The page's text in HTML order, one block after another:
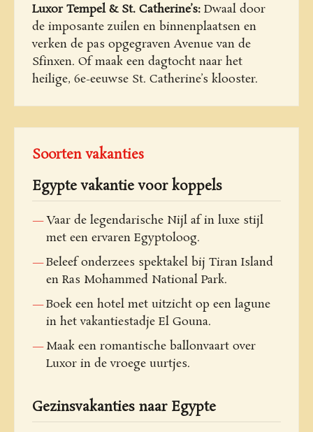
Luxor Tempel & St. Catherine’s: Dwaal door
de imposante zuilen en binnenplaatsen en
verken de pas opgegraven Avenue van de
Sfinxen. Of maak een dagtocht naar het
heilige, 6e-eeuwse St. Catherine’s klooster.
Soorten vakanties
Egypte vakantie voor koppels
Vaar de legendarische Nijl af in luxe stijl
met een ervaren Egyptoloog.
Beleef onderzees spektakel bij Tiran Island
en Ras Mohammed National Park.
Boek een hotel met uitzicht op een lagune
in het vakantiestadje El Gouna.
Maak een romantische ballonvaart over
Luxor in de vroege uurtjes.
Gezinsvakanties naar Egypte